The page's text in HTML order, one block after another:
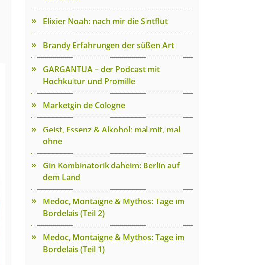
Elixier Noah: nach mir die Sintflut
Brandy Erfahrungen der süßen Art
GARGANTUA – der Podcast mit
Hochkultur und Promille
Marketgin de Cologne
Geist, Essenz & Alkohol: mal mit, mal
ohne
Gin Kombinatorik daheim: Berlin auf
dem Land
Medoc, Montaigne & Mythos: Tage im
Bordelais (Teil 2)
Medoc, Montaigne & Mythos: Tage im
Bordelais (Teil 1)